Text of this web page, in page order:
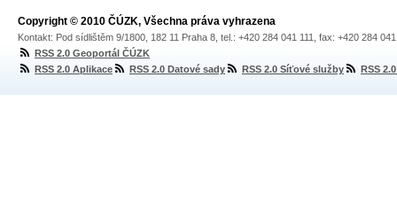
Copyright © 2010 ČÚZK, Všechna práva vyhrazena
Kontakt: Pod sídlištěm 9/1800, 182 11 Praha 8, tel.: +420 284 041 111, fax: +420 284
RSS 2.0 Geoportál ČÚZK
RSS 2.0 Aplikace
RSS 2.0 Datové sady RSS 2.0 Síťové služby RSS